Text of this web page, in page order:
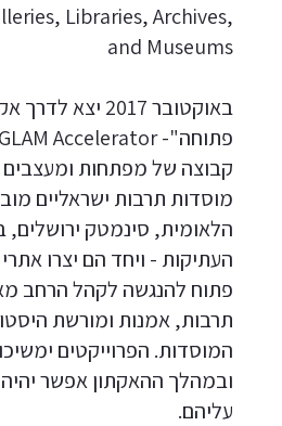
Libraries, Archives,
and Museums
באוקטובר 2017
קבוצה של מפתחות ומעצבים
מוסדות תרבות ישראליים
הלאומית, סינמטק ירושלים,
העתיקות - ויחד הם יצרו
פתוח להנגשה לקהל הרחב
תרבות, אמנות ומורשת
המוסדות. הפרוייקטים
ובמהלך ההאקתון אפשר
עליהם.